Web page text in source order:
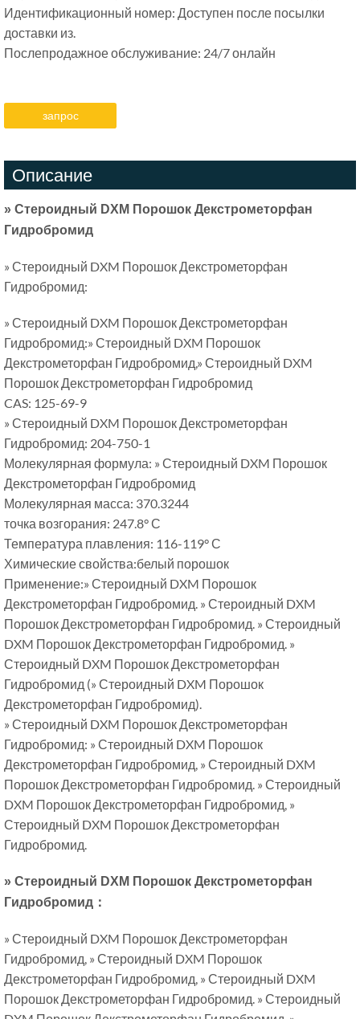
Идентификационный номер: Доступен после посылки
доставки из.
Послепродажное обслуживание: 24/7 онлайн
запрос
Описание
» Стероидный DXM Порошок Декстрометорфан
Гидробромид
» Стероидный DXM Порошок Декстрометорфан
Гидробромид:
» Стероидный DXM Порошок Декстрометорфан
Гидробромид:» Стероидный DXM Порошок
Декстрометорфан Гидробромид,» Стероидный DXM
Порошок Декстрометорфан Гидробромид
CAS: 125-69-9
» Стероидный DXM Порошок Декстрометорфан
Гидробромид: 204-750-1
Молекулярная формула: » Стероидный DXM Порошок
Декстрометорфан Гидробромид
Молекулярная масса: 370.3244
точка возгорания: 247.8° С
Температура плавления: 116-119° С
Химические свойства:белый порошок
Применение:» Стероидный DXM Порошок
Декстрометорфан Гидробромид. » Стероидный DXM
Порошок Декстрометорфан Гидробромид. » Стероидный
DXM Порошок Декстрометорфан Гидробромид. »
Стероидный DXM Порошок Декстрометорфан
Гидробромид (» Стероидный DXM Порошок
Декстрометорфан Гидробромид).
» Стероидный DXM Порошок Декстрометорфан
Гидробромид: » Стероидный DXM Порошок
Декстрометорфан Гидробромид, » Стероидный DXM
Порошок Декстрометорфан Гидробромид. » Стероидный
DXM Порошок Декстрометорфан Гидробромид, »
Стероидный DXM Порошок Декстрометорфан
Гидробромид.
» Стероидный DXM Порошок Декстрометорфан
Гидробромид：
» Стероидный DXM Порошок Декстрометорфан
Гидробромид, » Стероидный DXM Порошок
Декстрометорфан Гидробромид, » Стероидный DXM
Порошок Декстрометорфан Гидробромид. » Стероидный